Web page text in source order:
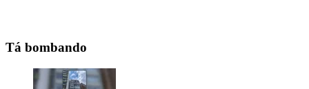
Tá bombando